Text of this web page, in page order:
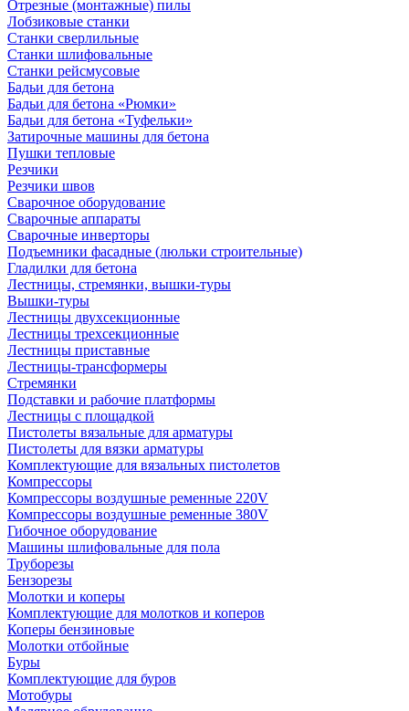
Отрезные (монтажные) пилы
Лобзиковые станки
Станки сверлильные
Станки шлифовальные
Станки рейсмусовые
Бадьи для бетона
Бадьи для бетона «Рюмки»
Бадьи для бетона «Туфельки»
Затирочные машины для бетона
Пушки тепловые
Резчики
Резчики швов
Сварочное оборудование
Сварочные аппараты
Сварочные инверторы
Подъемники фасадные (люльки строительные)
Гладилки для бетона
Лестницы, стремянки, вышки-туры
Вышки-туры
Лестницы двухсекционные
Лестницы трехсекционные
Лестницы приставные
Лестницы-трансформеры
Стремянки
Подставки и рабочие платформы
Лестницы с площадкой
Пистолеты вязальные для арматуры
Пистолеты для вязки арматуры
Комплектующие для вязальных пистолетов
Компрессоры
Компрессоры воздушные ременные 220V
Компрессоры воздушные ременные 380V
Гибочное оборудование
Машины шлифовальные для пола
Труборезы
Бензорезы
Молотки и коперы
Комплектующие для молотков и коперов
Коперы бензиновые
Молотки отбойные
Буры
Комплектующие для буров
Мотобуры